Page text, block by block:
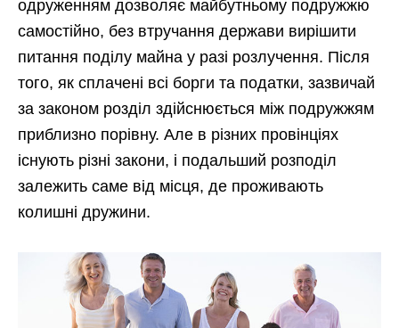
одруженням дозволяє майбутньому подружжю
самостійно, без втручання держави вирішити
питання поділу майна у разі розлучення. Після
того, як сплачені всі борги та податки, зазвичай
за законом розділ здійснюється між подружжям
приблизно порівну. Але в різних провінціях
існують різні закони, і подальший розподіл
залежить саме від місця, де проживають
колишні дружини.